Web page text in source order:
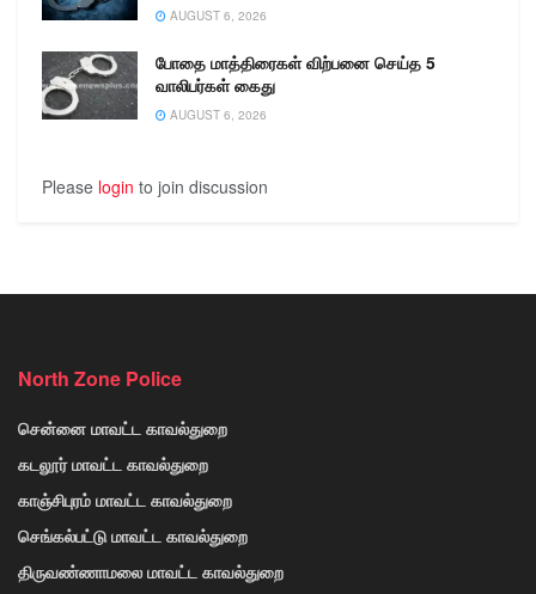
AUGUST 6, 2026
போதை மாத்திரைகள் விற்பனை செய்த 5
வாலிபர்கள் கைது
AUGUST 6, 2026
Please login to join discussion
North Zone Police
சென்னை மாவட்ட காவல்துறை
கடலூர் மாவட்ட காவல்துறை
காஞ்சிபுரம் மாவட்ட காவல்துறை
செங்கல்பட்டு மாவட்ட காவல்துறை
திருவண்ணாமலை மாவட்ட காவல்துறை